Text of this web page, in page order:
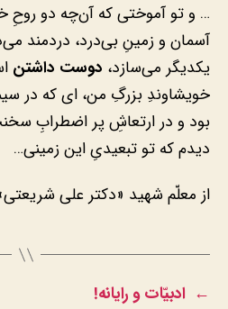
… و تو آموختی که آن‌چه دو روحِ
آسمان و زمینِ بی‌درد، دردمند
یکدیگر می‌سازد، دوست داشتن
خویشاوندِ بزرگِ من، ای که در
بود و در ارتعاشِ پر اضطرابِ
دیدم که تو تبعیدیِ این زمینی…
از معلّم شهید «دکتر علی
← ادبیّات و رایانه!